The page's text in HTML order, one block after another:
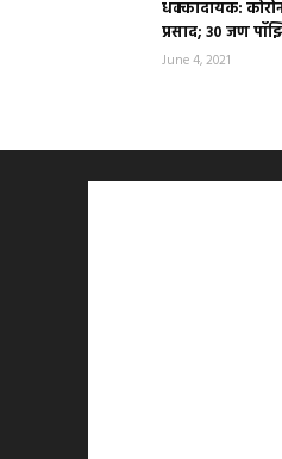
धक्कादायक:
प्रसाद; ३० जण
June 4, 2021